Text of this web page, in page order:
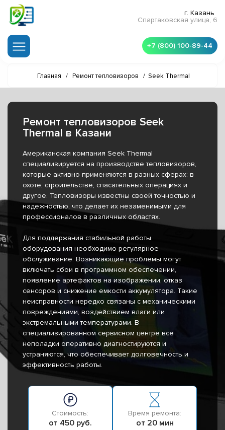
г. Казань
Спартаковская улица, 6
+7 (800) 100-89-44
Главная / Ремонт тепловизоров / Seek Thermal
Ремонт тепловизоров Seek
Thermal в Казани
Американская компания Seek Thermal
специализируется на производстве тепловизоров,
которые активно применяются в разных сферах: в
охоте, строительстве, спасательных операциях и
другое. Тепловизоры известны своей точностью и
надежностью, что делает их незаменимыми для
профессионалов в различных областях.
Для поддержания стабильной работы
оборудования необходимо регулярное
обслуживание. Возникающие проблемы могут
включать сбои в программном обеспечении,
появление артефактов на изображении, отказ
сенсоров и снижение емкости аккумулятора. Такие
неисправности нередко связаны с механическими
повреждениями, воздействием влаги или
экстремальными температурами. В
специализированном сервисном центре все
неполадки оперативно диагностируются и
устраняются, что обеспечивает долговечность и
эффективность работы.
Стоимость:
от 450 руб.
Время ремонта:
от 20 мин